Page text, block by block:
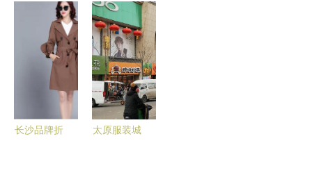
记 10元一
件，100元
塞满一兜子
南 沙河打
衣衫批发最
省钱攻略
长沙品牌折
太原服装城